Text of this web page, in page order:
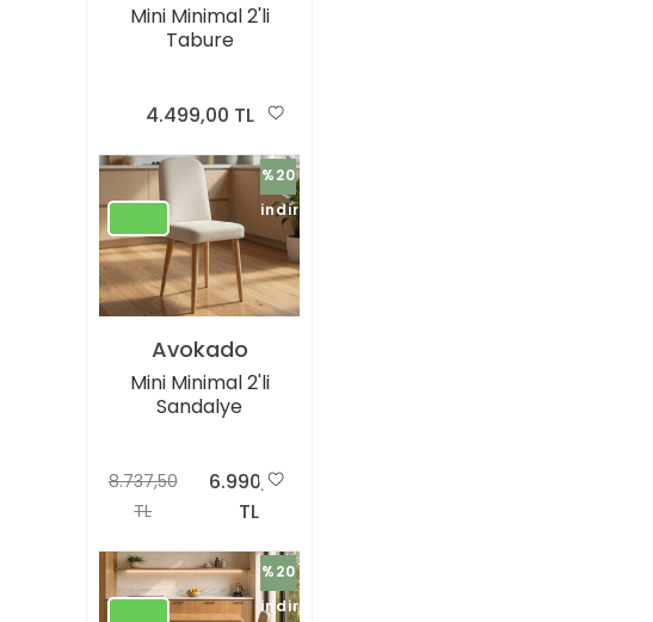
Mini Minimal 2'li
Tabure
4.499,00 TL
%20
indirimli
Avokado
Mini Minimal 2'li
Sandalye
8.737,50
TL
6.990,00
TL
%20
indirimli